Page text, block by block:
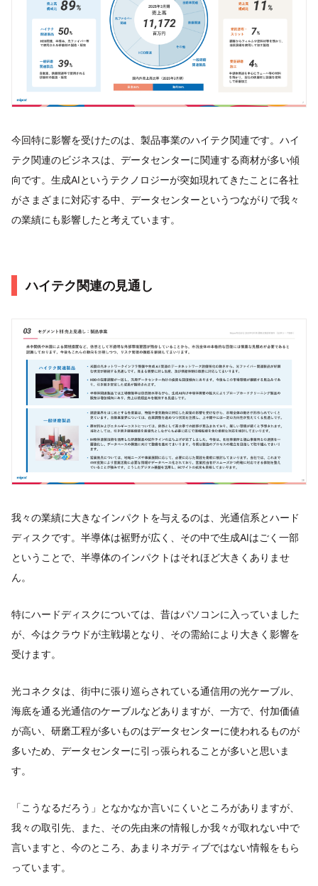
今回特に影響を受けたのは、製品事業のハイテク関連です。ハイ
テク関連のビジネスは、データセンターに関連する商材が多い傾
向です。生成AIというテクノロジーが突如現れてきたことに各社
がさまざまに対応する中、データセンターというつながりで我々
の業績にも影響したと考えています。
ハイテク関連の見通し
我々の業績に大きなインパクトを与えるのは、光通信系とハード
ディスクです。半導体は裾野が広く、その中で生成AIはごく一部
ということで、半導体のインパクトはそれほど大きくありませ
ん。
特にハードディスクについては、昔はパソコンに入っていました
が、今はクラウドが主戦場となり、その需給により大きく影響を
受けます。
光コネクタは、街中に張り巡らされている通信用の光ケーブル、
海底を通る光通信のケーブルなどありますが、一方で、付加価値
が高い、研磨工程が多いものはデータセンターに使われるものが
多いため、データセンターに引っ張られることが多いと思いま
す。
「こうなるだろう」となかなか言いにくいところがありますが、
我々の取引先、また、その先由来の情報しか我々が取れない中で
言いますと、今のところ、あまりネガティブではない情報をもら
っています。